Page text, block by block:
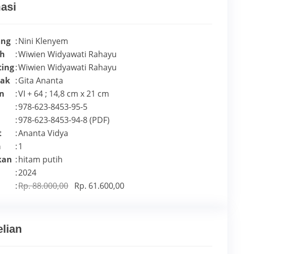
:Nini Klenyem
:Wiwien Widyawati Rahayu
:Wiwien Widyawati Rahayu
:Gita Ananta
:VI + 64 ; 14,8 cm x 21 cm
:978-623-8453-95-5
:978-623-8453-94-8 (PDF)
:Ananta Vidya
:1
:hitam putih
:2024
:Rp. 88.000,00 Rp. 61.600,00